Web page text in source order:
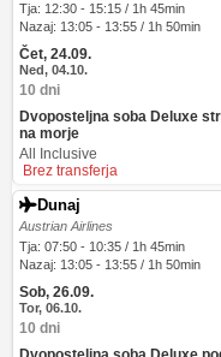
Tja: 12:30 - 15:15 / 1h 45min
Nazaj: 13:05 - 13:55 / 1h 50min
Čet, 24.09.
Ned, 04.10.
10 dni
Dvoposteljna soba Deluxe
na morje
All Inclusive
Brez transferja
Dunaj
Austrian Airlines
Tja: 07:50 - 10:35 / 1h 45min
Nazaj: 13:05 - 13:55 / 1h 50min
Sob, 26.09.
Tor, 06.10.
10 dni